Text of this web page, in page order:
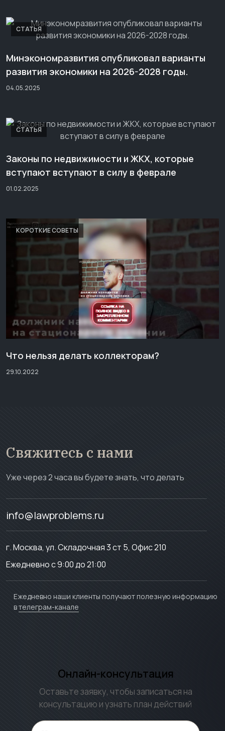
СТАТЬЯ
Минэкономразвития опубликовал варианты
развития экономики на 2026-2028 годы.
04.05.2025
СТАТЬЯ
Законы по недвижимости и ЖКХ, которые
вступают вступают в силу в феврале
01.02.2025
КОРОТКИЕ СОВЕТЫ
Что нельзя делать коллекторам?
29.10.2022
Свяжитесь с нами
Уже через 2 часа вы будете знать, что делать
info@lawproblems.ru
г. Москва, ул. Складочная 3 ст 5, Офис 210
Ежедневно с 9:00 до 21:00
Ежедневно наши клиенты получают полезную информацию
втелеграм-канале
Онлайн-консультация
Оставьте заявку, чтобы записаться на
консультацию и узнать план действий